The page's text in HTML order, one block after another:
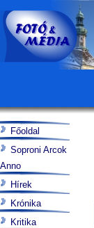
Főoldal
Soproni Arcok
Anno
Hírek
Krónika
Kritika